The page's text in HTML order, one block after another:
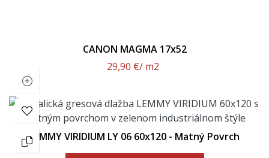
CANON MAGMA 17x52
29,90 €/ m2
LEMMY VIRIDIUM LY 06 60x120 - Matný Povrch